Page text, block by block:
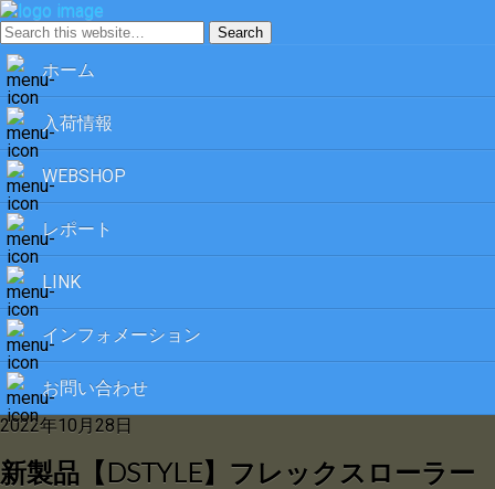
ホーム
入荷情報
WEBSHOP
レポート
LINK
インフォメーション
お問い合わせ
2022年10月28日
新製品【DSTYLE】フレックスローラー